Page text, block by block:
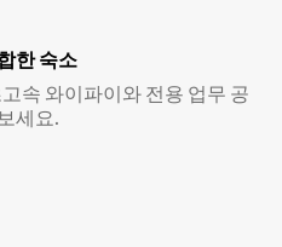
한 숙소
속 와이파이와 전용 업무 공
세요.